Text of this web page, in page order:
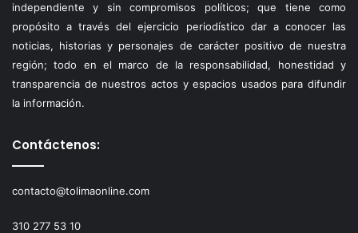
independiente y sin compromisos políticos; que tiene como
propósito a través del ejercicio periodístico dar a conocer las
noticias, historias y personajes de carácter positivo de nuestra
región; todo en el marco de la responsabilidad, honestidad y
transparencia de nuestros actos y espacios usados para difundir
la información.
Contáctenos:
contacto@tolimaonline.com
310 277 53 10